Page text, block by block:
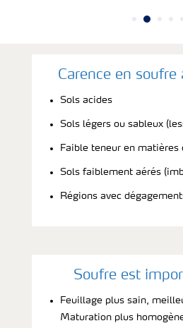
Carence en soufre
Sols acides
Sols légers ou sableux
Faible teneur en matières
Sols faiblement aérés
Régions avec
Soufre est
Feuillage plus sain,
Maturation plus